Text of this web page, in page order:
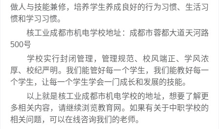
做人与技能兼修，培养学生养成良好的行为习惯、生活习
惯和学习习惯。
核工业成都市机电学校地址：成都市蓉都大道天河路
500号
学校实行封闭管理，管理规范、校风端正、学风浓
厚、校纪严明。我们能管好每一个学生，我们能教好每一
个学生，让每一个学生学会一门成长和发展的技能。
以上就是核工业成都市机电学校的地址，想要了解更
多相关内容，请继续浏览教育网。如果有关于中职学校的
相关问题，可以在线咨询我们的老师。